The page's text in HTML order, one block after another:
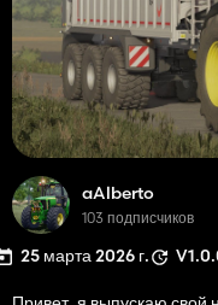
aAlberto
103 подписчиков
25 марта 2026 г.